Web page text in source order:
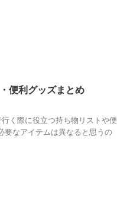
便利グッズまとめ
く際に役立つ持ち物リストや便
要なアイテムは異なると思うの